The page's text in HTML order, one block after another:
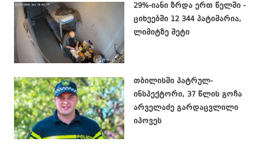
29%-იანი ზრდა ერთ წელში -
ციხეებში 12 344 პატიმარია,
ლიმიტზე მეტი
თბილისში პატრულ-
ინსპექტორი, 37 წლის გოჩა
არველაძე გარდაცვლილი
იპოვეს